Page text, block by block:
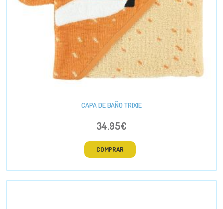
CAPA DE BAÑO TRIXIE
34.95€
COMPRAR